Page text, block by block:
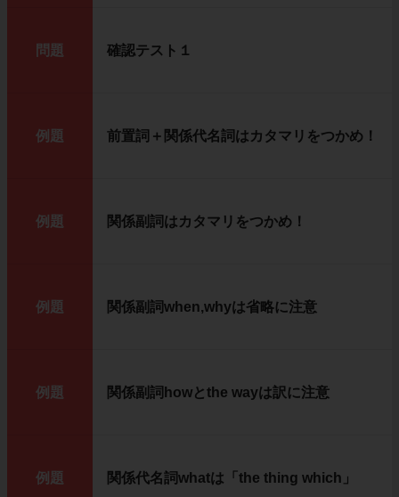
問題 確認テスト１
例題 前置詞＋関係代名詞はカタマリをつかめ！
例題 関係副詞はカタマリをつかめ！
例題 関係副詞when,whyは省略に注意
例題 関係副詞howとthe wayは訳に注意
例題 関係代名詞whatは「the thing which」